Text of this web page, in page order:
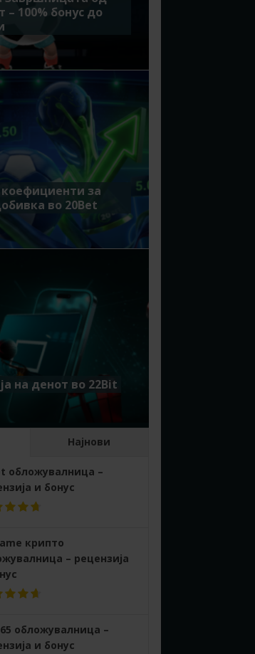
– 100% бонус до
за
во 20Bet
на денот во 22Bit
Најнови
обложувалница –
и бонус
крипто
– рецензија
обложувалница –
и бонус